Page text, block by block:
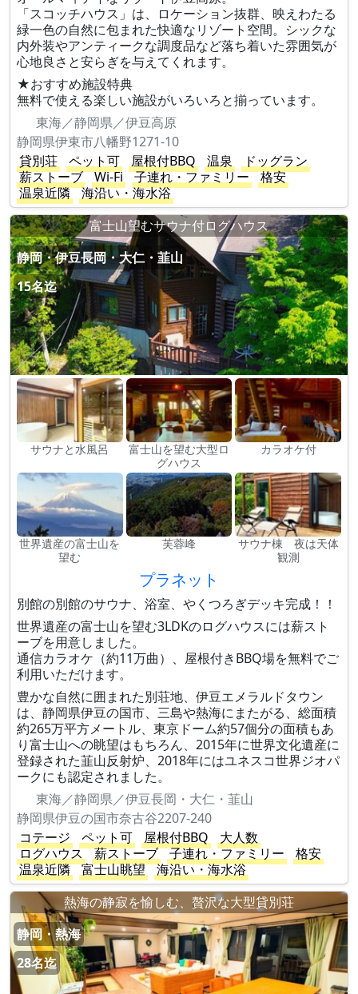
「スコッチハウス」は、ロケーション抜群、映えわたる
緑一色の自然に包まれた快適なリゾート空間。シックな
内外装やアンティークな調度品など落ち着いた雰囲気が
心地良さと安らぎを与えてくれます。
★おすすめ施設特典
無料で使える楽しい施設がいろいろと揃っています。
東海／静岡県／伊豆高原
静岡県伊東市八幡野1271-10
貸別荘
ペット可 屋根付BBQ 温泉
ドッグラン
薪ストーブ
Wi-Fi 子連れ・ファミリー
格安
温泉近隣
海沿い・海水浴
富士山望むサウナ付ログハウス
静岡・伊豆長岡・大仁・韮山
15名迄
サウナと水風呂
富士山を望む大型ロ
グハウス
カラオケ付
世界遺産の富士山を
望む
芙蓉峰
サウナ棟 夜は天体
観測
プラネット
別館の別館のサウナ、浴室、やくつろぎデッキ完成！！
世界遺産の富士山を望む3LDKのログハウスには薪スト
ーブを用意しました。
通信カラオケ（約11万曲）、屋根付きBBQ場を無料でご
利用いただけます。
豊かな自然に囲まれた別荘地、伊豆エメラルドタウン
は、静岡県伊豆の国市、三島や熱海にまたがる、総面積
約265万平方メートル、東京ドーム約57個分の面積もあ
り富士山への眺望はもちろん、2015年に世界文化遺産に
登録された韮山反射炉、2018年にはユネスコ世界ジオパ
ークにも認定されました。
東海／静岡県／伊豆長岡・大仁・韮山
静岡県伊豆の国市奈古谷2207-240
コテージ
ペット可 屋根付BBQ
大人数
ログハウス
薪ストーブ 子連れ・ファミリー
格安
温泉近隣
富士山眺望
海沿い・海水浴
熱海の静寂を愉しむ、贅沢な大型貸別荘
静岡・熱海
28名迄